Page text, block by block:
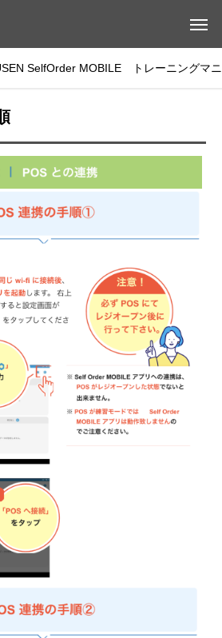
SelfOrder MOBILE トレーニングマ